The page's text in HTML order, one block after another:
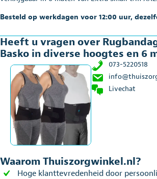
aantal
Besteld op werkdagen voor 12:00 uur,
Heeft u vragen over
Basko in diverse hoogtes en 6
073-5220518
Livechat
Waarom Thuiszorgwinkel.nl?
Hoge klanttevredenheid door